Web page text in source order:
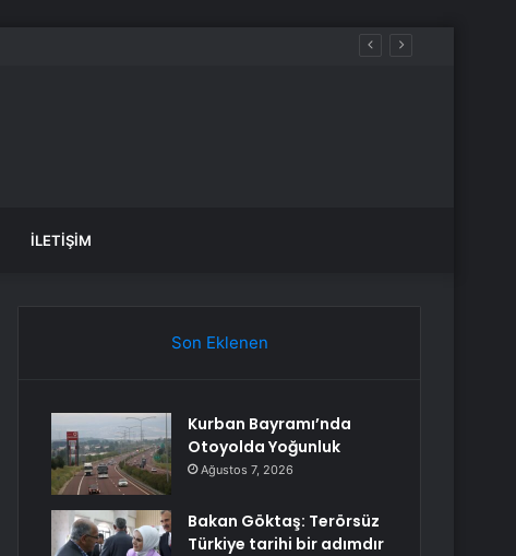
İLETIŞIM
Son Eklenen
Kurban Bayramı’nda
Otoyolda Yoğunluk
Ağustos 7, 2026
Bakan Göktaş: Terörsüz
Türkiye tarihi bir adımdır